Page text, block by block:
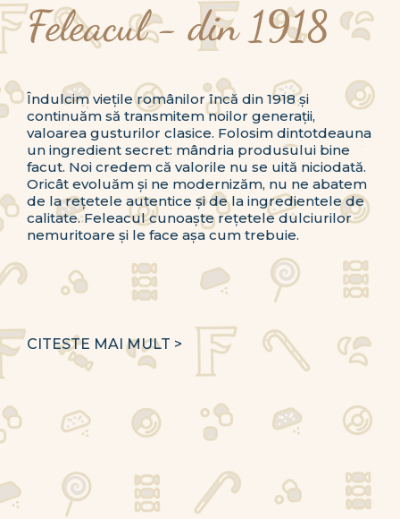
Feleacul - din 1918
Îndulcim viețile românilor încă din 1918 și
continuăm să transmitem noilor generații,
valoarea gusturilor clasice. Folosim dintotdeauna
un ingredient secret: mândria produsului bine
facut. Noi credem că valorile nu se uită niciodată.
Oricât evoluăm și ne modernizăm, nu ne abatem
de la rețetele autentice și de la ingredientele de
calitate. Feleacul cunoaște rețetele dulciurilor
nemuritoare și le face așa cum trebuie.
CITESTE MAI MULT >